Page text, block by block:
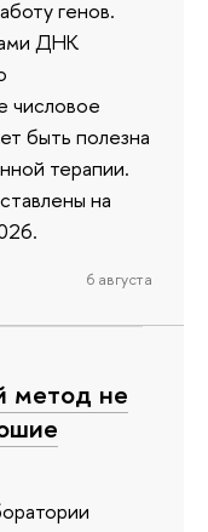
генов.
ДНК
числовое
быть полезна
терапии.
на
6 августа
метод не